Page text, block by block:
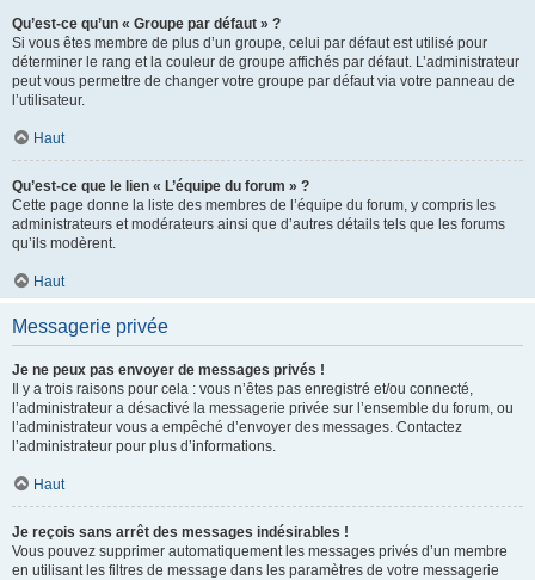
Qu’est-ce qu’un « Groupe par défaut » ?
Si vous êtes membre de plus d’un groupe, celui par défaut est utilisé pour
déterminer le rang et la couleur de groupe affichés par défaut. L’administrateur
peut vous permettre de changer votre groupe par défaut via votre panneau de
l’utilisateur.
Haut
Qu’est-ce que le lien « L’équipe du forum » ?
Cette page donne la liste des membres de l’équipe du forum, y compris les
administrateurs et modérateurs ainsi que d’autres détails tels que les forums
qu’ils modèrent.
Haut
Messagerie privée
Je ne peux pas envoyer de messages privés !
Il y a trois raisons pour cela : vous n’êtes pas enregistré et/ou connecté,
l’administrateur a désactivé la messagerie privée sur l’ensemble du forum, ou
l’administrateur vous a empêché d’envoyer des messages. Contactez
l’administrateur pour plus d’informations.
Haut
Je reçois sans arrêt des messages indésirables !
Vous pouvez supprimer automatiquement les messages privés d’un membre
en utilisant les filtres de message dans les paramètres de votre messagerie